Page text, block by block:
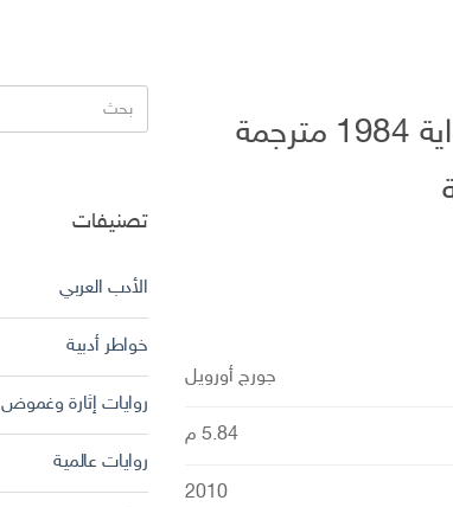
تحميل رواية 1984 مترجمة
جورج أورويل
5.84 م
2010
البحث
عن:
تصنيفات
الأدب العربي
خواطر أدبية
روايات إثارة وغموض
روايات عالمية